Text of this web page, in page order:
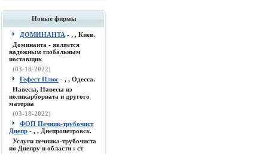
Новые фирмы
ДОМИНАНТА - , , Киев.
Доминанта - является
надежным глобальным
поставщик
(03-18-2022)
Гефест Плюс - , , Одесса.
Навесы, Навесы из
поликарборната и другого
материа
(03-18-2022)
ФОП Печник-трубочист
Днепр - , , Днепропетровск.
Услуги печника-трубочиста
по Днепру и области : ст